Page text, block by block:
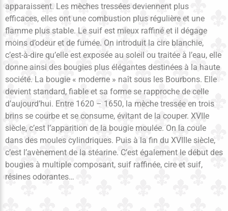
apparaissent. Les mèches tressées deviennent plus
efficaces, elles ont une combustion plus régulière et une
flamme plus stable. Le suif est mieux raffiné et il dégage
moins d’odeur et de fumée. On introduit la cire blanchie,
c’est-à-dire qu’elle est exposée au soleil ou traitée à l’eau, elle
donne ainsi des bougies plus élégantes destinées à la haute
société. La bougie « moderne » naît sous les Bourbons. Elle
devient standard, fiable et sa forme se rapproche de celle
d’aujourd’hui. Entre 1620 – 1650, la mèche tressée en trois
brins se courbe et se consume, évitant de la couper. XVIIe
siècle, c’est l’apparition de la bougie moulée. On la coule
dans des moules cylindriques. Puis à la fin du XVIIIe siècle,
c’est l’avènement de la stéarine. C’est également le début des
bougies à multiple composant, suif raffinée, cire et suif,
résines odorantes…